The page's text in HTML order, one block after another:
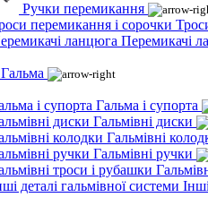
Ручки перемикання
Перемикачі
Гальма
Гальма і супорта
Гальмівні диски
Гальмівні
Гальмівні ручки